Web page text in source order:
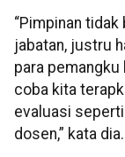
“Pimpinan
jabatan, justru
para pemangku
coba kita
evaluasi seperti
dosen,” kata dia.